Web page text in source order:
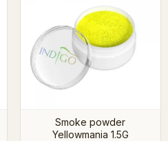
Smoke powder
Yellowmania 1.5G